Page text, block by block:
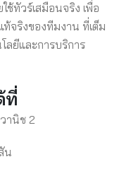
ช้ทัวร์เสมือนจริง เพื่อ
จริงของทีมงาน ที่เต็ม
ลยีและการบริการ
ที่
านิช 2
น